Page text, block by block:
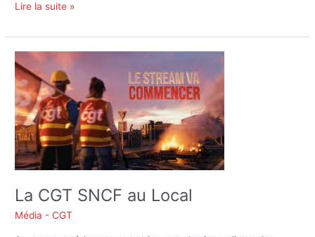
Lire la suite »
La CGT SNCF au Local
Média - CGT
La
CGT
SNCF
au
Local